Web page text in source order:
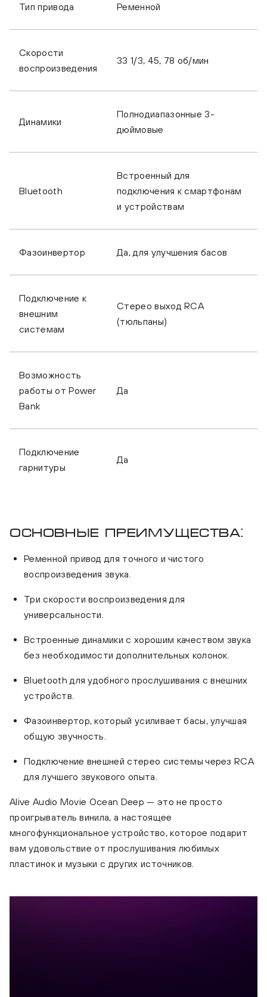
Тип привода Ременной
Скорости
воспроизведения
33 1/3, 45, 78 об/мин
Динамики
Полнодиапазонные 3-
дюймовые
Bluetooth
Встроенный для
подключения к смартфонам
и устройствам
Фазоинвертор Да, для улучшения басов
Подключение к
внешним
системам
Стерео выход RCA
(тюльпаны)
Возможность
работы от Power
Bank
Да
Подключение
гарнитуры
Да
Основные преимущества:
Ременной привод для точного и чистого
воспроизведения звука.
Три скорости воспроизведения для
универсальности.
Встроенные динамики с хорошим качеством звука
без необходимости дополнительных колонок.
Bluetooth для удобного прослушивания с внешних
устройств.
Фазоинвертор, который усиливает басы, улучшая
общую звучность.
Подключение внешней стерео системы через RCA
для лучшего звукового опыта.
Alive Audio Movie Ocean Deep — это не просто
проигрыватель винила, а настоящее
многофункциональное устройство, которое подарит
вам удовольствие от прослушивания любимых
пластинок и музыки с других источников.